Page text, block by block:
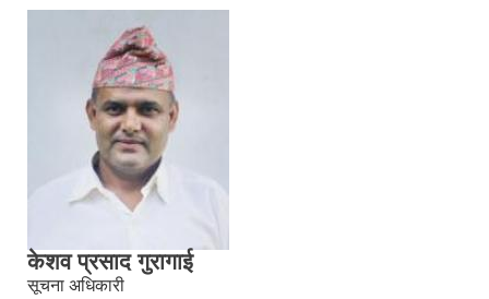
केशव प्रसाद गुरागाई
सूचना अधिकारी